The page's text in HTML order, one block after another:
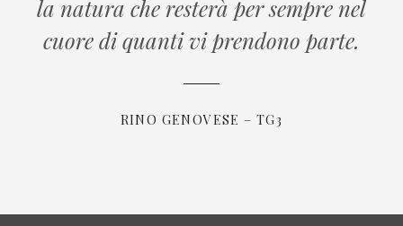
la natura che resterà per sempre nel
cuore di quanti vi prendono parte.
RINO GENOVESE – TG3